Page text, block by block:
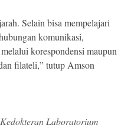
Selain bisa mempelajari
komunikasi,
korespondensi maupun
filateli,” tutup Amson
Laboratorium